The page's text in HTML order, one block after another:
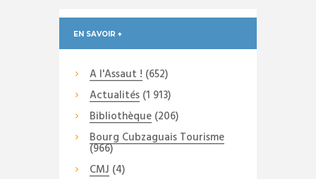
EN SAVOIR +
A l'Assaut ! (652)
Actualités(1 913)
Bibliothèque(206)
Bourg Cubzaguais Tourisme
(966)
CMJ (4)